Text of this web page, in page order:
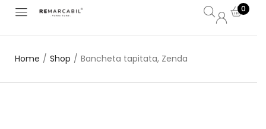
0
Home / Shop / Bancheta tapitata, Zenda